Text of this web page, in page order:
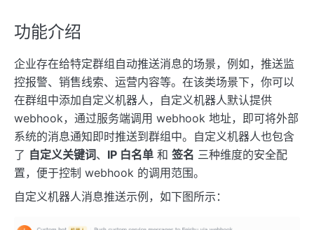
功能介绍
企业存在给特定群组自动推送消息的场景，例如，推送监
控报警、销售线索、运营内容等。在该类场景下，你可以
在群组中添加自定义机器人，自定义机器人默认提供
webhook，通过服务端调用 webhook 地址，即可将外部
系统的消息通知即时推送到群组中。自定义机器人也包含
了 自定义关键词、 IP 白名单 和 签名 三种维度的安全配
置，便于控制 webhook 的调用范围。
自定义机器人消息推送示例，如下图所示：